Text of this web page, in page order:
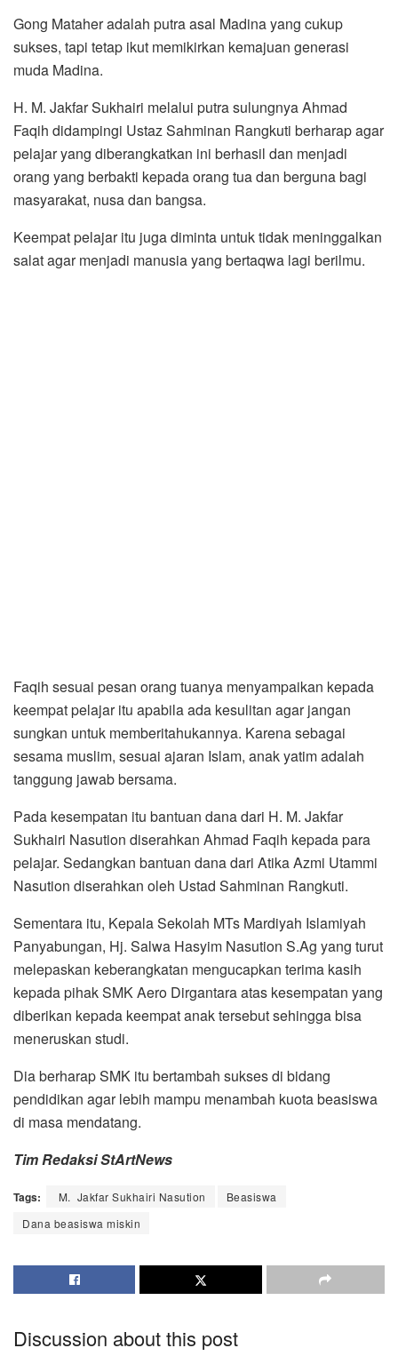
Gong Mataher adalah putra asal Madina yang cukup
sukses, tapi tetap ikut memikirkan kemajuan generasi
muda Madina.
H. M. Jakfar Sukhairi melalui putra sulungnya Ahmad
Faqih didampingi Ustaz Sahminan Rangkuti berharap agar
pelajar yang diberangkatkan ini berhasil dan menjadi
orang yang berbakti kepada orang tua dan berguna bagi
masyarakat, nusa dan bangsa.
Keempat pelajar itu juga diminta untuk tidak meninggalkan
salat agar menjadi manusia yang bertaqwa lagi berilmu.
Faqih sesuai pesan orang tuanya menyampaikan kepada
keempat pelajar itu apabila ada kesulitan agar jangan
sungkan untuk memberitahukannya. Karena sebagai
sesama muslim, sesuai ajaran Islam, anak yatim adalah
tanggung jawab bersama.
Pada kesempatan itu bantuan dana dari H. M. Jakfar
Sukhairi Nasution diserahkan Ahmad Faqih kepada para
pelajar. Sedangkan bantuan dana dari Atika Azmi Utammi
Nasution diserahkan oleh Ustad Sahminan Rangkuti.
Sementara itu, Kepala Sekolah MTs Mardiyah Islamiyah
Panyabungan, Hj. Salwa Hasyim Nasution S.Ag yang turut
melepaskan keberangkatan mengucapkan terima kasih
kepada pihak SMK Aero Dirgantara atas kesempatan yang
diberikan kepada keempat anak tersebut sehingga bisa
meneruskan studi.
Dia berharap SMK itu bertambah sukses di bidang
pendidikan agar lebih mampu menambah kuota beasiswa
di masa mendatang.
Tim Redaksi StArtNews
Tags: M. Jakfar Sukhairi Nasution
Beasiswa
Dana beasiswa miskin
Discussion about this post